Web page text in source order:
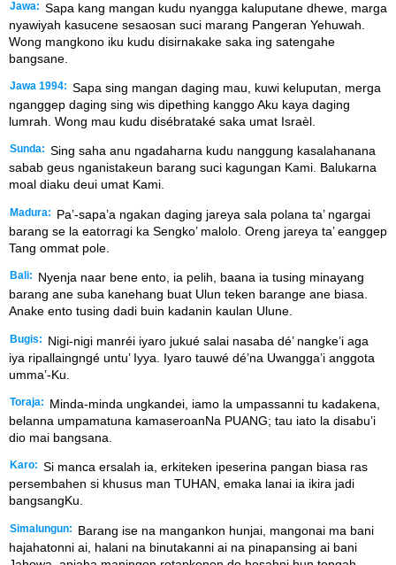
Jawa: Sapa kang mangan kudu nyangga kaluputane dhewe, marga
nyawiyah kasucene sesaosan suci marang Pangeran Yehuwah.
Wong mangkono iku kudu disirnakake saka ing satengahe
bangsane.
Jawa 1994: Sapa sing mangan daging mau, kuwi keluputan, merga
nganggep daging sing wis dipething kanggo Aku kaya daging
lumrah. Wong mau kudu disébrataké saka umat Israèl.
Sunda: Sing saha anu ngadaharna kudu nanggung kasalahanana
sabab geus nganistakeun barang suci kagungan Kami. Balukarna
moal diaku deui umat Kami.
Madura:
Pa’-sapa’a ngakan daging jareya sala polana ta’ ngargai
barang se la eatorragi ka Sengko’ malolo. Oreng jareya ta’ eanggep
Tang ommat pole.
Bali:
Nyenja naar bene ento, ia pelih, baana ia tusing minayang
barang ane suba kanehang buat Ulun teken barange ane biasa.
Anake ento tusing dadi buin kadanin kaulan Ulune.
Bugis:
Nigi-nigi manréi iyaro jukué salai nasaba dé’ nangke’i aga
iya ripallaingngé untu’ Iyya. Iyaro tauwé dé’na Uwangga’i anggota
umma’-Ku.
Toraja:
Minda-minda ungkandei, iamo la umpassanni tu kadakena,
belanna umpamatuna kamaseroanNa PUANG; tau iato la disabu’i
dio mai bangsana.
Karo: Si manca ersalah ia, erkiteken ipeserina pangan biasa ras
persembahen si khusus man TUHAN, emaka lanai ia ikira jadi
bangsangKu.
Simalungun:
Barang ise na mangankon hunjai, mangonai ma bani
hajahatonni ai, halani na binutakanni ai na pinapansing ai bani